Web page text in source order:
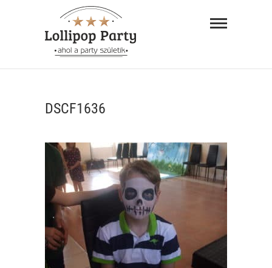
ahol a
"AHOL A PARTY SZÜLETIK"
DSCF1636